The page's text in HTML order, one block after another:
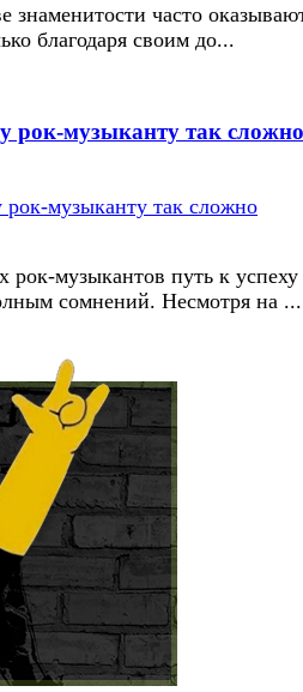
знаменитости часто
благодаря своим до...
рок-музыканту так сложно
музыкантов путь к успеху
сомнений. Несмотря на ...